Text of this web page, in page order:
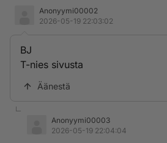
Anonyymi00002
2026-05-19 22:03:02
BJ
T-nies sivusta
Äänestä
Anonyymi00003
2026-05-19 22:04:04